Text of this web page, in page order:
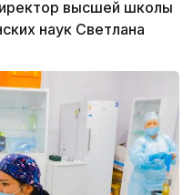
высшей школы
наук Светлана